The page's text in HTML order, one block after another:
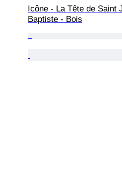
Icône - La Tête de Saint
Baptiste - Bois